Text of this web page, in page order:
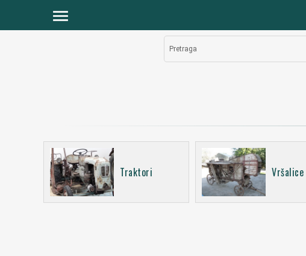
menu
Pretraga
Traktori Vršalice